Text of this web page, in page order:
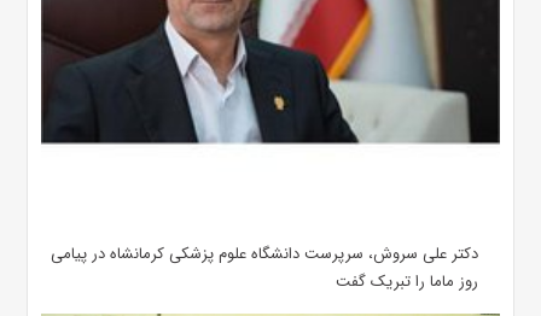
دکتر علی سروش، سرپرست دانشگاه علوم پزشکی کرمانشاه در پیامی
روز ماما را تبریک گفت